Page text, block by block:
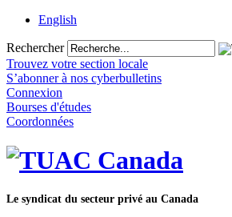
English
Rechercher
Trouvez votre section locale
S’abonner à nos cyberbulletins
Connexion
Bourses d'études
Coordonnées
Le syndicat du secteur privé au Canada